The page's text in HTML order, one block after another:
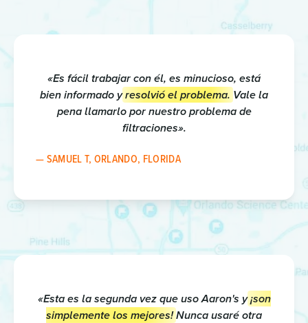
«Es fácil trabajar con él, es minucioso, está
bien informado yresolvió el problema. Vale la
pena llamarlo por nuestro problema de
filtraciones».
— SAMUEL T, ORLANDO, FLORIDA
«Esta es la segunda vez que uso Aaron's y¡son
simplemente los mejores!Nunca usaré otra